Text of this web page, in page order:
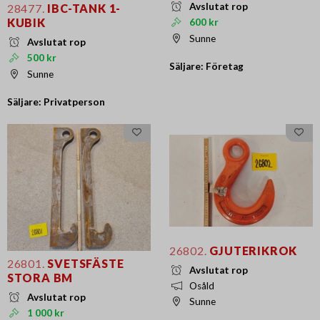
28477. IBC-TANK 1-
KUBIK
Avslutat rop
500 kr
Sunne
Säljare: Privatperson
Avslutat rop
600 kr
Sunne
Säljare: Företag
26801. SVETSFÄSTE
STORA BM
Avslutat rop
1 000 kr
26802. GJUTERIKROK
Avslutat rop
Osåld
Sunne